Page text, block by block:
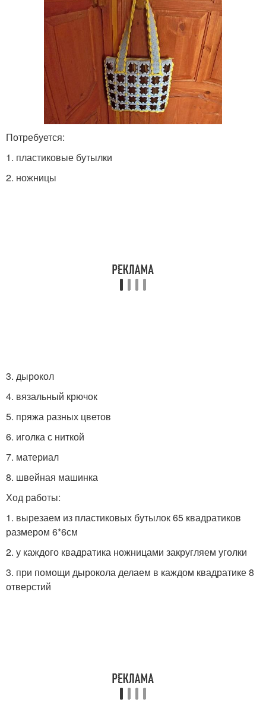
Потребуется:
1. пластиковые бутылки
2. ножницы
3. дырокол
4. вязальный крючок
5. пряжа разных цветов
6. иголка с ниткой
7. материал
8. швейная машинка
Ход работы:
1. вырезаем из пластиковых бутылок 65 квадратиков
размером 6*6см
2. у каждого квадратика ножницами закругляем уголки
3. при помощи дырокола делаем в каждом квадратике 8
отверстий